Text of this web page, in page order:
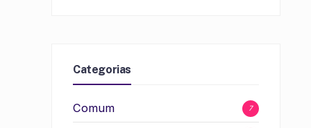
Categorias
Comum 7